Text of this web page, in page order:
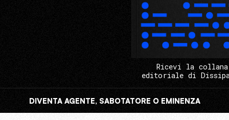
Ricevi la collana
editoriale di
DIVENTA AGENTE, SABOTATORE O EMINENZA